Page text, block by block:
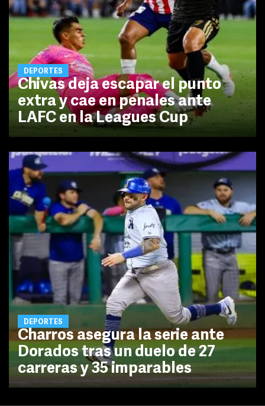
DEPORTES
Chivas deja escapar el punto
extra y cae en penales ante
LAFC en la Leagues Cup
DEPORTES
Charros asegura la serie ante
Dorados tras un duelo de 27
carreras y 35 imparables